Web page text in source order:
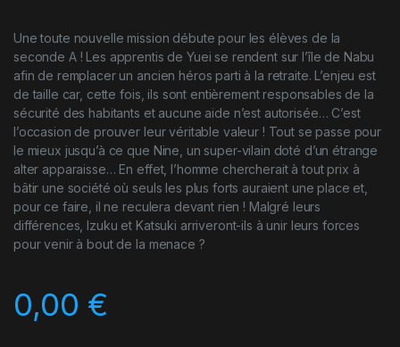
Une toute nouvelle mission débute pour les élèves de la
seconde A ! Les apprentis de Yuei se rendent sur l’île de Nabu
afin de remplacer un ancien héros parti à la retraite. L’enjeu est
de taille car, cette fois, ils sont entièrement responsables de la
sécurité des habitants et aucune aide n’est autorisée… C’est
l’occasion de prouver leur véritable valeur ! Tout se passe pour
le mieux jusqu’à ce que Nine, un super-vilain doté d’un étrange
alter apparaisse… En effet, l’homme chercherait à tout prix à
bâtir une société où seuls les plus forts auraient une place et,
pour ce faire, il ne reculera devant rien ! Malgré leurs
différences, Izuku et Katsuki arriveront-ils à unir leurs forces
pour venir à bout de la menace ?
0,00 €